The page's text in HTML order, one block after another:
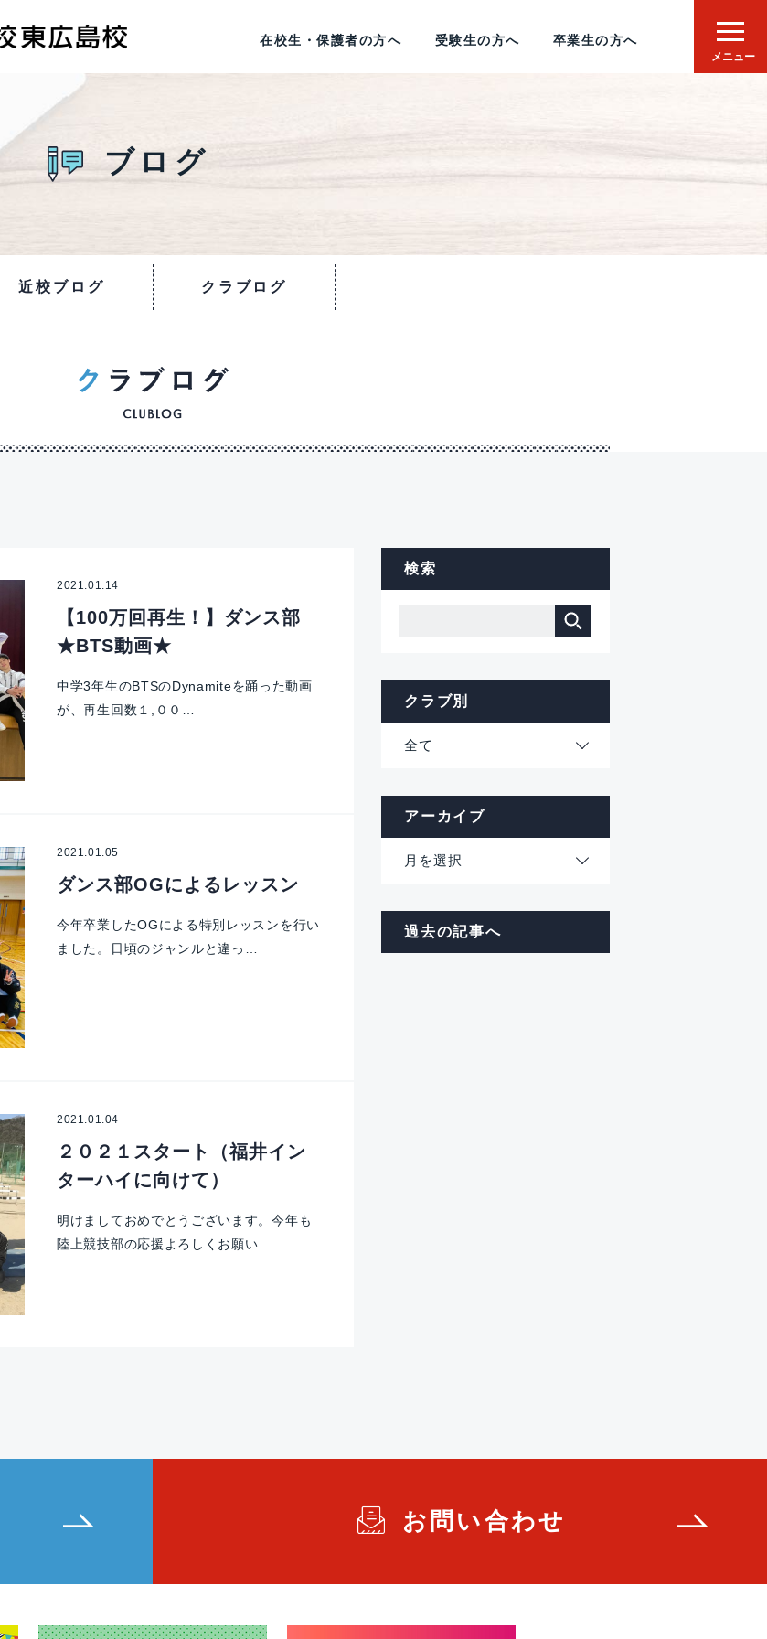
在校生・保護者の方へ 受験生の方へ 卒業生の方へ
ブログ
近校ブログ クラブログ
2021.01.14
【100万回再生！】ダンス部
★BTS動画★
中学3年生のBTSのDynamiteを踊った動画
が、再生回数１,００…
2021.01.05
ダンス部OGによるレッスン
今年卒業したOGによる特別レッスンを行い
ました。日頃のジャンルと違っ…
2021.01.04
２０２１スタート（福井イン
ターハイに向けて）
明けましておめでとうございます。今年も
陸上競技部の応援よろしくお願い…
検索
クラブ別
全て
アーカイブ
月を選択
過去の記事へ
お問い合わせ
メニュー